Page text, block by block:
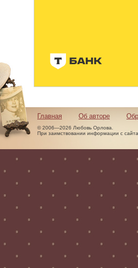
Главная Об авторе
© 2006—2026 Любовь Орлова.
При заимствовании информации с